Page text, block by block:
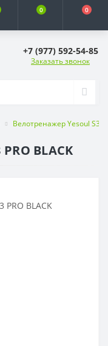
0 0
+7 (977) 592-54-85
Заказать звонок
Велотренажер Yesoul S3
BLACK